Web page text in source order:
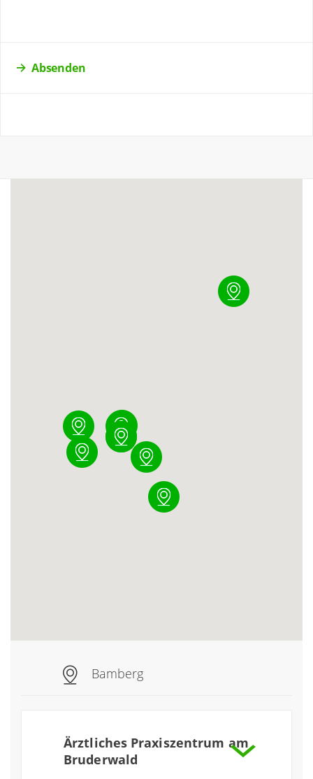
Absenden
Bamberg
Ärztliches Praxiszentrum am
Bruderwald